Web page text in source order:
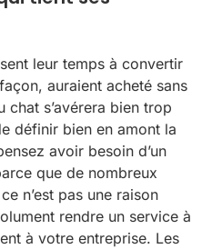
leur temps à convertir
auraient acheté sans
s’avérera bien trop
définir bien en amont la
avoir besoin d’un
que de nombreux
n’est pas une raison
rendre un service à
à votre entreprise. Les